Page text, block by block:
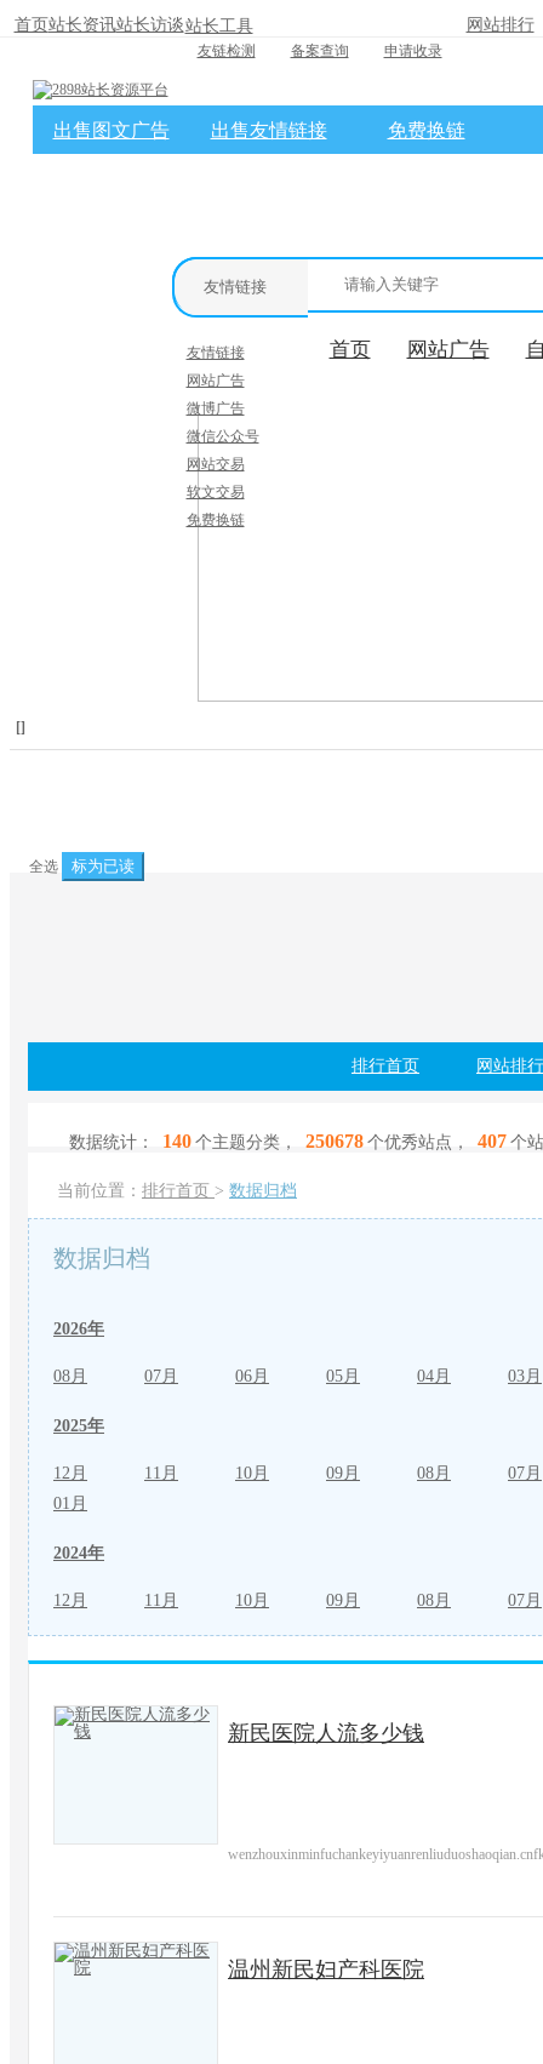
首页 站长资讯站长访谈站长工具
友链检测 备案查询 申请收录
网站排行
友情链接
友情链接
网站广告
微博广告
微信公众号
网站交易
软文交易
免费换链
首页 网站广告
出售图文广告 出售友情链接 免费换链
消息盒
[]
全选 标为已读
排行首页 网站排行
数据统计： 140 个主题分类， 250678 个优秀站点， 407 个
当前位置： 排行首页 > 数据归档
数据归档
2026年
08月 07月 06月 05月 04月 03月
2025年
12月 11月 10月 09月 08月
07月
01月
2024年
12月 11月 10月 09月 08月 07月
新民医院人流多少钱
温州新民妇产科医院